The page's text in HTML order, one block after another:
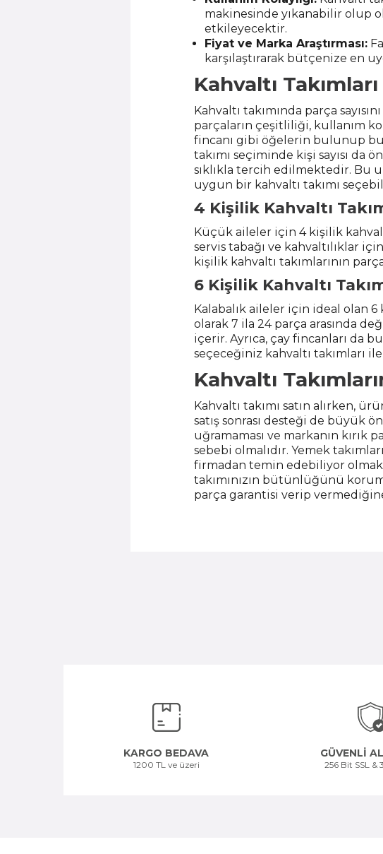
makinesinde yıkanabilir olup
etkileyecektir.
Fiyat ve Marka Araştırması:
karşılaştırarak bütçenize en
Kahvaltı
Kahvaltı takımında parça
parçaların çeşitliliği, kullanım
fincanı gibi öğelerin bulunup
takımı seçiminde kişi sayısı da
sıklıkla tercih edilmektedir. Bu
uygun bir kahvaltı takımı
4 Kişilik Kahvaltı
Küçük aileler için 4 kişilik
servis tabağı ve kahvaltılıklar
kişilik kahvaltı takımlarının
6 Kişilik Kahvaltı
Kalabalık aileler için ideal olan 6
olarak 7 ila 24 parça arasında
içerir. Ayrıca, çay fincanları da
seçeceğiniz kahvaltı takımları
Kahvaltı
Kahvaltı takımı satın alırken,
satış sonrası desteği de büyük
uğramaması ve markanın
sebebi olmalıdır. Yemek
firmadan temin edebiliyor
takımınızın bütünlüğünü
parça garantisi verip
KARGO BEDAVA
1200 TL ve üzeri
GÜVENLİ
256 Bit SSL &